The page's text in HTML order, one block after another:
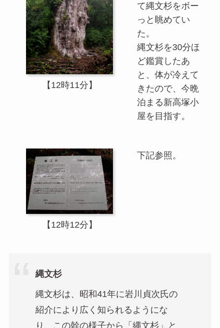
【12時11分】
て縄文杉をボー
っと眺めてい
た。
縄文杉を30分ほ
ど鑑賞したあ
と、体が冷えて
きたので、今晩
泊まる新高塚小
屋を目指す。
【12時12分】
下記参照。
縄文杉
縄文杉は、昭和41年に岩川貞次氏の
紹介により広く知られるようにな
り、この幹の様子から「縄文杉」と